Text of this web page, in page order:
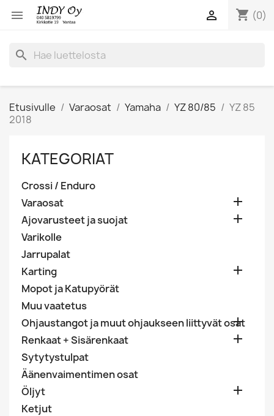
 shopping_cart (0)

search
Etusivulle Varaosat Yamaha YZ 80/85
YZ 85
2018
KATEGORIAT
Crossi / Enduro
Varaosat

Ajovarusteet ja suojat 
Varikolle
Jarrupalat
Karting

Mopot ja Katupyörät
Muu vaatetus
Ohjaustangot ja muut ohjaukseen liittyvät osat

Renkaat + Sisärenkaat 
Sytytystulpat
Äänenvaimentimen osat
Öljyt

Ketjut